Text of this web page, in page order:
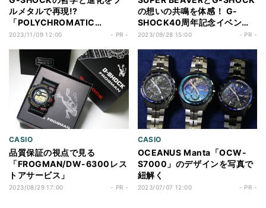
ルメタルで再現!?
「POLYCHROMATIC
ACCSENTS」シリーズの魅力
2023/11/09 12:00 - PR -
の想いの共鳴を体感！ G-
SHOCK40周年記念イベント
「SHOCK THE WORLD LIVE
2023/09/28 15:00 - PR -
CASIO
品質保証の視点で見る
「FROGMAN/DW-6300レス
トアサービス」
2023/08/29 17:00 - PR -
CASIO
OCEANUS Manta「OCW-
S7000」のデザインを写真で
紐解く
2023/07/07 12:00 - PR -